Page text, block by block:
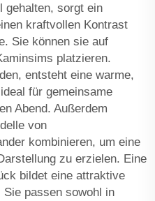
gehalten, sorgt ein
kraftvollen Kontrast
Sie können sie auf
platzieren.
entsteht eine warme,
für gemeinsame
Abend. Außerdem
von
kombinieren, um eine
zu erzielen. Eine
bildet eine attraktive
passen sowohl in